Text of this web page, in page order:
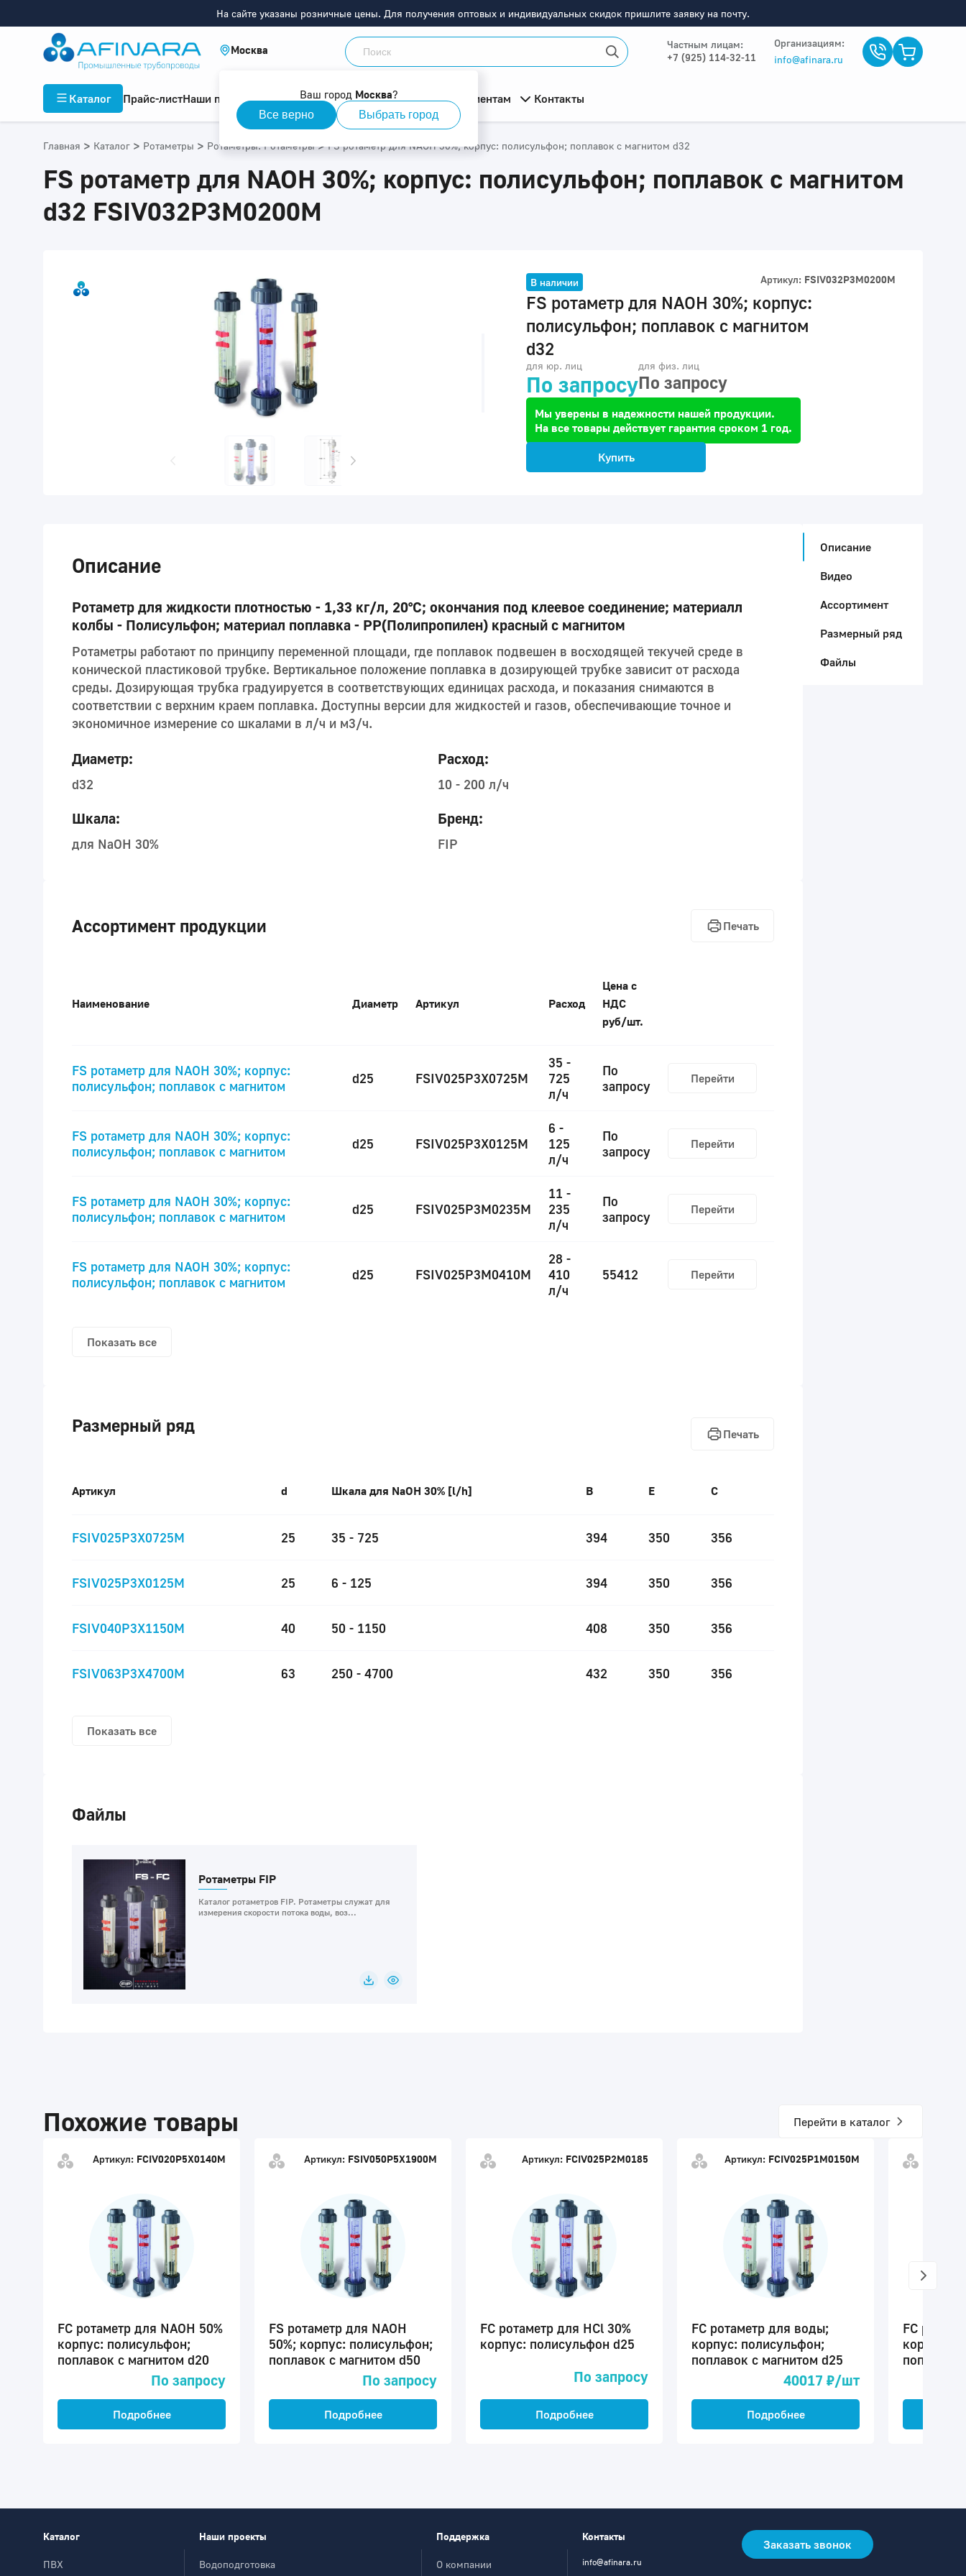
На сайте указаны розничные цены. Для получения оптовых и индивидуальных скидок пришлите заявку на почту.
Москва
Ваш город Москва?
Все верно Выбрать город
Частным лицам:
+7 (925) 114-32-11
Организациям:
info@afinara.ru
Каталог Прайс-листНаши проекты Информация О компании Клиентам Контакты
Главная > Каталог > Ротаметры > Ротаметры: Ротаметры > FS ротаметр для NAOH 30%; корпус: полисульфон; поплавок с магнитом d32
FS ротаметр для NAOH 30%; корпус: полисульфон; поплавок с магнитом
d32 FSIV032P3M0200M
В наличии Артикул: FSIV032P3M0200M
FS ротаметр для NAOH 30%; корпус:
полисульфон; поплавок с магнитом
d32
для юр. лиц
По запросу
для физ. лиц
По запросу
Мы уверены в надежности нашей продукции.
На все товары действует гарантия сроком 1 год.
Купить
Описание
Ротаметр для жидкости плотностью - 1,33 кг/л, 20°C; окончания под клеевое соединение; материалл
колбы - Полисульфон; материал поплавка - PP(Полипропилен) красный с магнитом
Ротаметры работают по принципу переменной площади, где поплавок подвешен в восходящей текучей среде в
конической пластиковой трубке. Вертикальное положение поплавка в дозирующей трубке зависит от расхода
среды. Дозирующая трубка градуируется в соответствующих единицах расхода, и показания снимаются в
соответствии с верхним краем поплавка. Доступны версии для жидкостей и газов, обеспечивающие точное и
экономичное измерение со шкалами в л/ч и м3/ч.
Диаметр:
d32
Расход:
10 - 200 л/ч
Шкала:
для NaOH 30%
Бренд:
FIP
Ассортимент продукции Печать
Наименование Диаметр Артикул Расход
Цена с
НДС
руб/шт.
FS ротаметр для NAOH 30%; корпус:
полисульфон; поплавок с магнитом
d25 FSIV025P3X0725M
35 -
725
л/ч
По
запросу
Перейти
FS ротаметр для NAOH 30%; корпус:
полисульфон; поплавок с магнитом
d25 FSIV025P3X0125M
6 -
125
л/ч
По
запросу
Перейти
FS ротаметр для NAOH 30%; корпус:
полисульфон; поплавок с магнитом
d25 FSIV025P3M0235M
11 -
235
л/ч
По
запросу
Перейти
FS ротаметр для NAOH 30%; корпус:
полисульфон; поплавок с магнитом
d25 FSIV025P3M0410M
28 -
410
л/ч
55412 Перейти
Показать все
Размерный ряд Печать
Артикул d Шкала для NaOH 30% [l/h] B E C
FSIV025P3X0725M 25 35 - 725 394 350 356
FSIV025P3X0125M 25 6 - 125 394 350 356
FSIV040P3X1150M 40 50 - 1150 408 350 356
FSIV063P3X4700M 63 250 - 4700 432 350 356
Показать все
Файлы
Ротаметры FIP
Каталог ротаметров FIP. Ротаметры служат для
измерения скорости потока воды, воз...
Описание
Видео
Ассортимент
Размерный ряд
Файлы
Похожие товары Перейти в каталог
Артикул: FCIV020P5X0140M
FC ротаметр для NAOH 50%
корпус: полисульфон;
поплавок с магнитом d20
По запросу
Подробнее
Артикул: FSIV050P5X1900M
FS ротаметр для NAOH
50%; корпус: полисульфон;
поплавок с магнитом d50
По запросу
Подробнее
Артикул: FCIV025P2M0185
FC ротаметр для HCl 30%
корпус: полисульфон d25
По запросу
Подробнее
Артикул: FCIV025P1M0150M
FC ротаметр для воды;
корпус: полисульфон;
поплавок с магнитом d25
40017 ₽/шт
Подробнее
FC
корпус:
поплавок
Каталог
ПВХ
Наши проекты
Водоподготовка
Поддержка
О компании
Контакты
info@afinara.ru
Заказать звонок